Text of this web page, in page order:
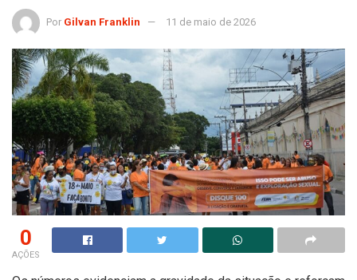
Por Gilvan Franklin 11 de maio de 2026
0
AÇÕES